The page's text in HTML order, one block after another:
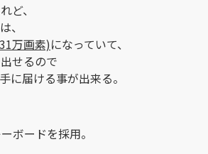
ど、
、
万画素)になっていて、
せるので
届ける事が出来る。
ボードを採用。